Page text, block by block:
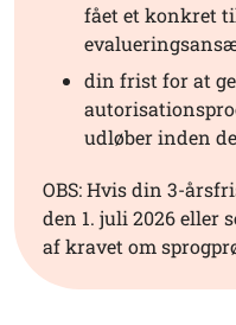
fået et konkret
din frist for at
udløber inden
OBS: Hvis din 3-
den 1. juli 2026 eller
af kravet om